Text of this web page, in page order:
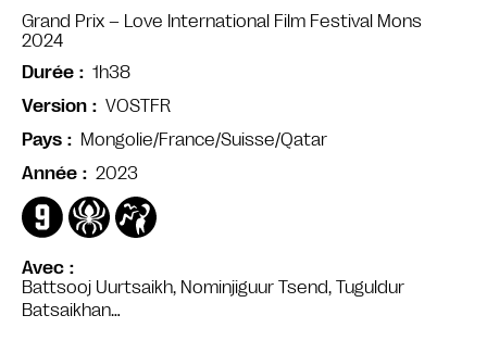
Avec
Battsooj Uurtsaikh, Nominjiguur Tsend, Tuguldur
Batsaikhan…
Grand Prix – Love International Film Festival Mons
2024
Durée
1h38
Version
VOSTFR
Pays
Mongolie/France/Suisse/Qatar
Année
2023